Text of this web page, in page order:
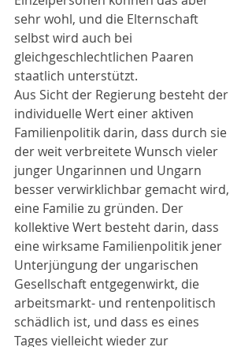
sehr wohl, und die Elternschaft
selbst wird auch bei
gleichgeschlechtlichen Paaren
staatlich unterstützt.
Aus Sicht der Regierung besteht der
individuelle Wert einer aktiven
Familienpolitik darin, dass durch sie
der weit verbreitete Wunsch vieler
junger Ungarinnen und Ungarn
besser verwirklichbar gemacht wird,
eine Familie zu gründen. Der
kollektive Wert besteht darin, dass
eine wirksame Familienpolitik jener
Unterjüngung der ungarischen
Gesellschaft entgegenwirkt, die
arbeitsmarkt- und rentenpolitisch
schädlich ist, und dass es eines
Tages vielleicht wieder zur